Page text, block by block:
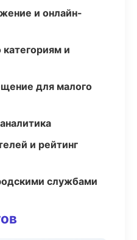
и онлайн-
и
для малого
и рейтинг
службами